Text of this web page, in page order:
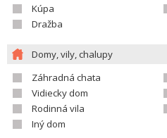
Kúpa
Dražba
Domy, vily, chalupy
Záhradná chata
Vidiecky dom
Rodinná vila
Iný dom